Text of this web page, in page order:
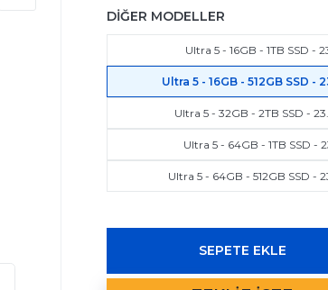
DİĞER MODELLER
Ultra 5 - 16GB - 1TB SSD -
Ultra 5 - 16GB - 512GB SSD -
Ultra 5 - 32GB - 2TB SSD -
Ultra 5 - 64GB - 1TB SSD -
Ultra 5 - 64GB - 512GB SSD -